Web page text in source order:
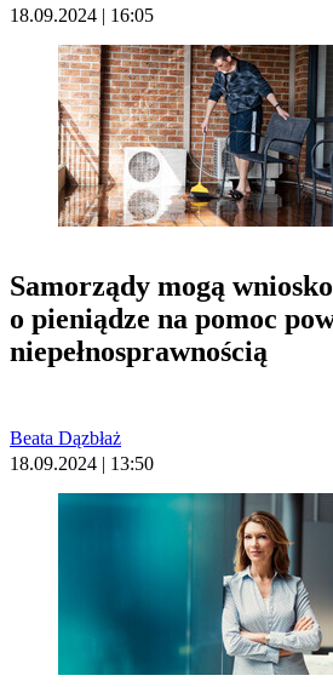
18.09.2024 | 16:05
Samorządy mogą
o pieniądze na pomoc
niepełnosprawnością
Beata Dązbłaż
18.09.2024 | 13:50